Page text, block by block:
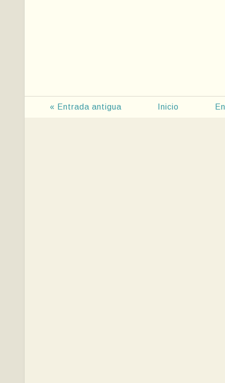
« Entrada antigua Inicio